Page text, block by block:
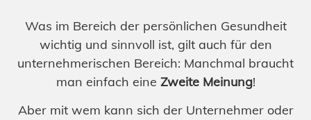
Was im Bereich der persönlichen Gesundheit
wichtig und sinnvoll ist, gilt auch für den
unternehmerischen Bereich: Manchmal braucht
man einfach eine Zweite Meinung!
Aber mit wem kann sich der Unternehmer oder